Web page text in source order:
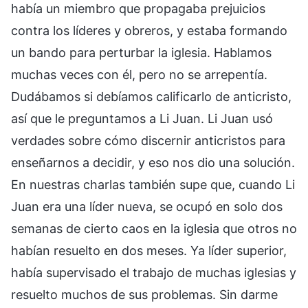
había un miembro que propagaba prejuicios
contra los líderes y obreros, y estaba formando
un bando para perturbar la iglesia. Hablamos
muchas veces con él, pero no se arrepentía.
Dudábamos si debíamos calificarlo de anticristo,
así que le preguntamos a Li Juan. Li Juan usó
verdades sobre cómo discernir anticristos para
enseñarnos a decidir, y eso nos dio una solución.
En nuestras charlas también supe que, cuando Li
Juan era una líder nueva, se ocupó en solo dos
semanas de cierto caos en la iglesia que otros no
habían resuelto en dos meses. Ya líder superior,
había supervisado el trabajo de muchas iglesias y
resuelto muchos de sus problemas. Sin darme